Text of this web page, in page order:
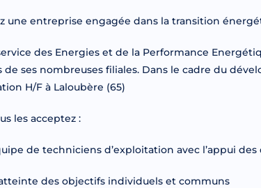
une entreprise engagée dans la transition
des Energies et de la Performance
de ses nombreuses filiales. Dans le cadre du
H/F à Laloubère (65)
les acceptez :
de techniciens d’exploitation avec l’appui
des objectifs individuels et communs